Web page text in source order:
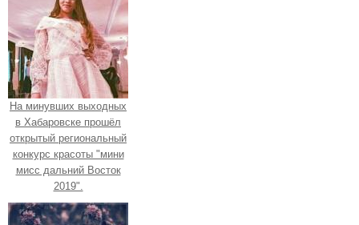
На минувших выходных
в Хабаровске прошёл
открытый региональный
конкурс красоты "мини
мисс дальний Восток
2019".